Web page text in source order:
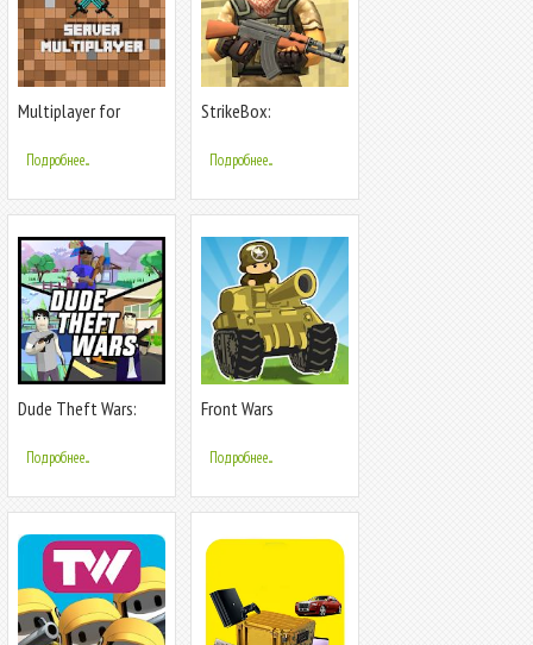
Multiplayer for
Подробнее...
StrikeBox:
Подробнее...
Dude Theft Wars:
Simulator BETA
Подробнее...
Front Wars
Подробнее...